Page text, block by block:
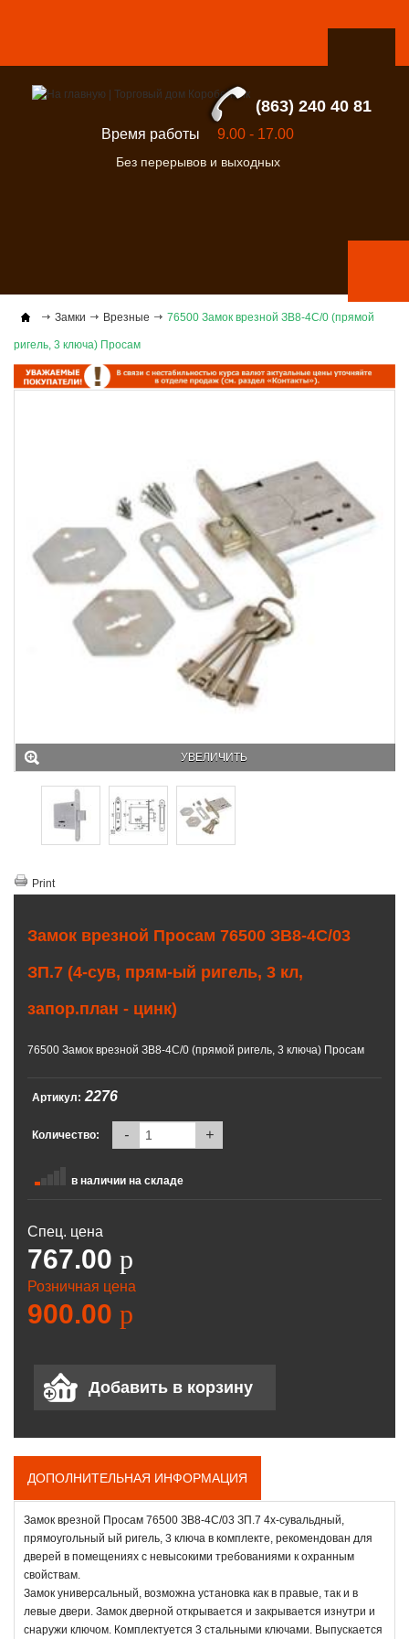
(863) 240 40 81
Время работы 9.00 - 17.00
Без перерывов и выходных
Замки Врезные 76500 Замок врезной ЗВ8-4С/0 (прямой
ригель, 3 ключа) Просам
УВЕЛИЧИТЬ
Print
Замок врезной Просам 76500 ЗВ8-4С/03
ЗП.7 (4-сув, прям-ый ригель, 3 кл,
запор.план - цинк)
76500 Замок врезной ЗВ8-4С/0 (прямой ригель, 3 ключа) Просам
Артикул: 2276
Количество: - +
в наличии на складе
Спец. цена
767.00 p
Розничная цена
900.00 p
ДОПОЛНИТЕЛЬНАЯ ИНФОРМАЦИЯ
Замок врезной Просам 76500 ЗВ8-4С/03 ЗП.7 4х-сувальдный,
прямоугольный ый ригель, 3 ключа в комплекте, рекомендован для
дверей в помещениях с невысокими требованиями к охранным
свойствам.
Замок универсальный, возможна установка как в правые, так и в
левые двери. Замок дверной открывается и закрывается изнутри и
снаружи ключом. Комплектуется 3 стальными ключами. Выпускается